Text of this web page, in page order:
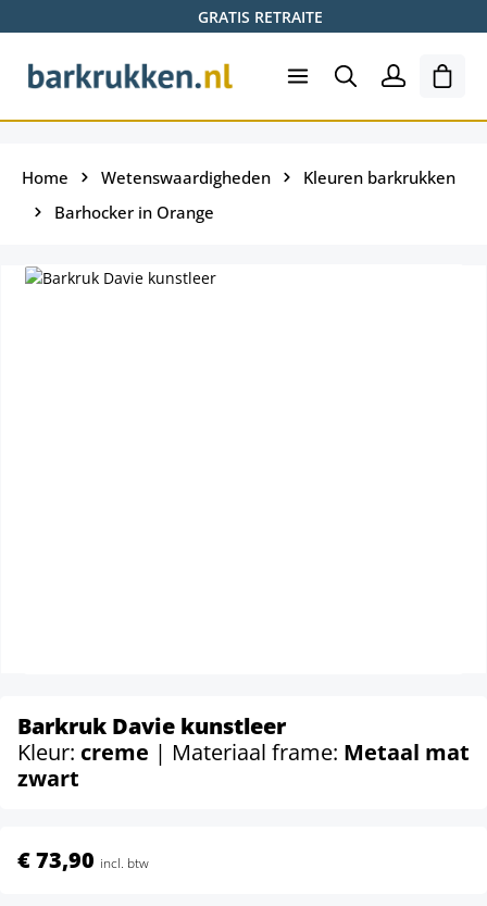
GRATIS RETRAITE
Home Wetenswaardigheden
Kleuren barkrukken
Barhocker in Orange
Barkruk Davie kunstleer
Kleur: creme | Materiaal frame: Metaal mat
zwart
€ 73,90 incl. btw